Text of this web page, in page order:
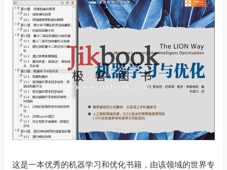
这是一本优秀的机器学习和优化书籍，由该领域的世界专